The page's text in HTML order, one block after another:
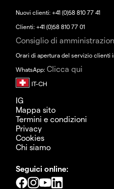
Nuovi clienti: +41 (0)58 810 77 41
Clienti: +41 (0)58 810 77 01
Consiglio di
Orari di apertura del servizio clienti
WhatsApp: Clicca qui
IG
Mappa sito
Termini e condizioni
Privacy
Cookies
Chi siamo
Seguici online: